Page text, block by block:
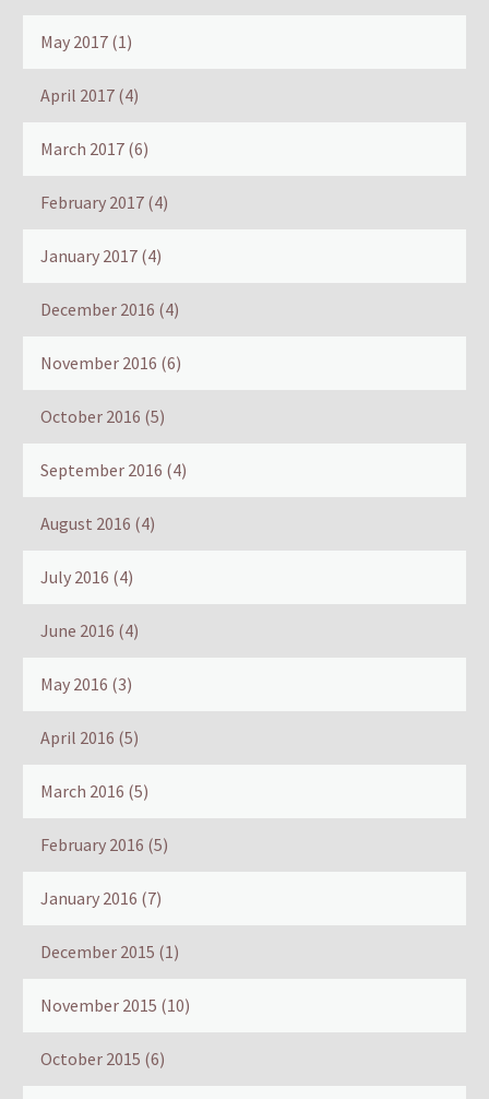
May 2017 (1)
April 2017 (4)
March 2017 (6)
February 2017 (4)
January 2017 (4)
December 2016 (4)
November 2016 (6)
October 2016 (5)
September 2016 (4)
August 2016 (4)
July 2016 (4)
June 2016 (4)
May 2016 (3)
April 2016 (5)
March 2016 (5)
February 2016 (5)
January 2016 (7)
December 2015 (1)
November 2015 (10)
October 2015 (6)